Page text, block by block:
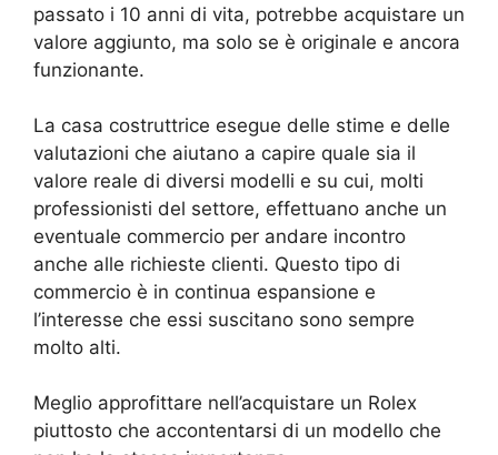
passato i 10 anni di vita, potrebbe acquistare un
valore aggiunto, ma solo se è originale e ancora
funzionante.
La casa costruttrice esegue delle stime e delle
valutazioni che aiutano a capire quale sia il
valore reale di diversi modelli e su cui, molti
professionisti del settore, effettuano anche un
eventuale commercio per andare incontro
anche alle richieste clienti. Questo tipo di
commercio è in continua espansione e
l’interesse che essi suscitano sono sempre
molto alti.
Meglio approfittare nell’acquistare un Rolex
piuttosto che accontentarsi di un modello che